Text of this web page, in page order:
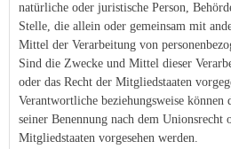
natürliche oder juristische Person,
Stelle, die allein oder gemeinsam mit
Mittel der Verarbeitung von
Sind die Zwecke und Mittel dieser
oder das Recht der Mitgliedstaaten
Verantwortliche beziehungsweise
seiner Benennung nach dem Unionsrecht
Mitgliedstaaten vorgesehen werden.